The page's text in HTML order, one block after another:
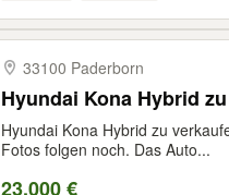
33100 Paderborn
Hyundai Kona Hybrid
Hyundai Kona Hybrid zu
Fotos folgen noch. Das Auto...
23.000 €